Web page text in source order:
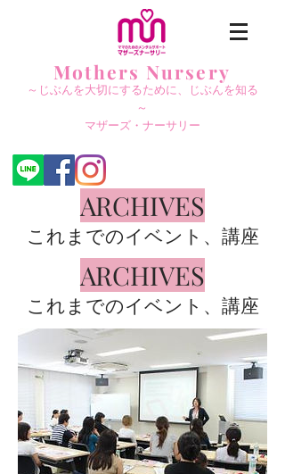
Mothers Nursery
～じぶんを大切にするために、じぶんを知る
～
​マザーズ・ナーサリー
ARCHIVES
これまでのイベント、講座
ARCHIVES
これまでのイベント、講座